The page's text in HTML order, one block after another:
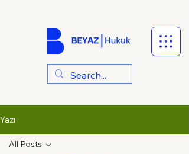
Yazı
All Posts